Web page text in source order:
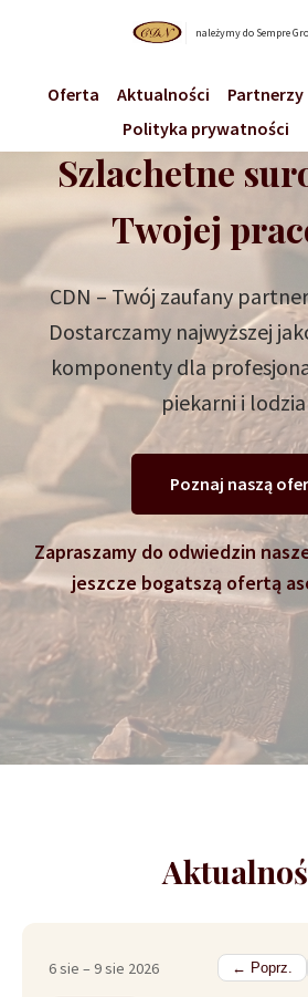
należymy do Sempre
Oferta Aktualności Partnerzy
Polityka prywatności
Szlachetne
Twojej
CDN – Twój zaufany
Dostarczamy najwyższej
komponenty dla
piekarni i
Poznaj naszą
Zapraszamy do odwiedzin
jeszcze bogatszą ofertą
6 sie – 9 sie 2026 ← Poprz.